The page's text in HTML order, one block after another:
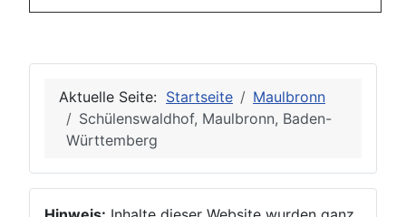
Aktuelle Seite: Startseite
Maulbronn
Schülenswaldhof, Maulbronn, Baden-
Württemberg